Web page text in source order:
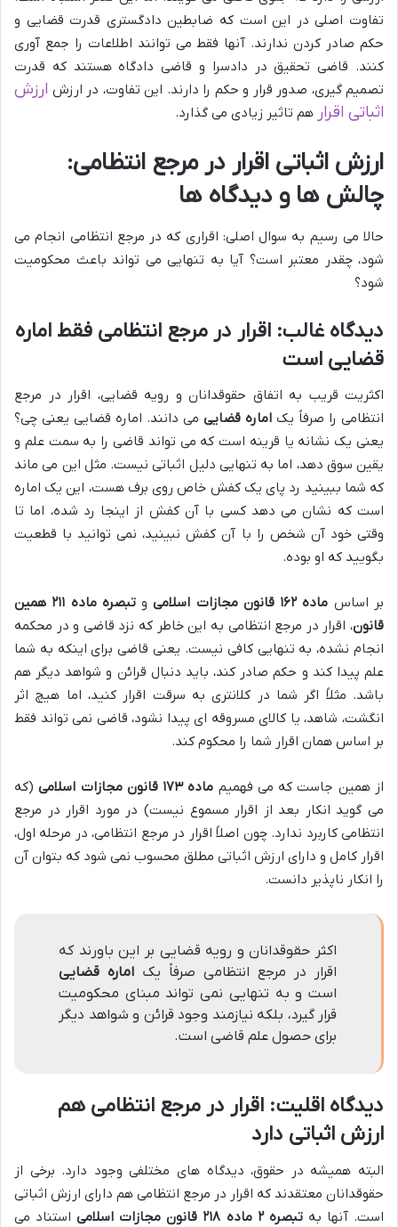
تفاوت اصلی در این است که ضابطین دادگستری قدرت قضایی و
حکم صادر کردن ندارند. آنها فقط می توانند اطلاعات را جمع آوری
کنند. قاضی تحقیق در دادسرا و قاضی دادگاه هستند که قدرت
تصمیم گیری، صدور قرار و حکم را دارند. این تفاوت، در ارزش ارزش
اثباتی اقرار هم تاثیر زیادی می گذارد.
ارزش اثباتی اقرار در مرجع انتظامی:
چالش ها و دیدگاه ها
حالا می رسیم به سوال اصلی: اقراری که در مرجع انتظامی انجام می
شود، چقدر معتبر است؟ آیا به تنهایی می تواند باعث محکومیت
شود؟
دیدگاه غالب: اقرار در مرجع انتظامی فقط اماره
قضایی است
اکثریت قریب به اتفاق حقوقدانان و رویه قضایی، اقرار در مرجع
انتظامی را صرفاً یک اماره قضایی می دانند. اماره قضایی یعنی چی؟
یعنی یک نشانه یا قرینه است که می تواند قاضی را به سمت علم و
یقین سوق دهد، اما به تنهایی دلیل اثباتی نیست. مثل این می ماند
که شما ببینید رد پای یک کفش خاص روی برف هست، این یک اماره
است که نشان می دهد کسی با آن کفش از اینجا رد شده، اما تا
وقتی خود آن شخص را با آن کفش نبینید، نمی توانید با قطعیت
بگویید که او بوده.
بر اساس ماده ۱۶۲ قانون مجازات اسلامی و
تبصره ماده ۲۱۱ همین
قانون، اقرار در مرجع انتظامی به این خاطر که نزد قاضی و در محکمه
انجام نشده، به تنهایی کافی نیست. یعنی قاضی برای اینکه به شما
علم پیدا کند و حکم صادر کند، باید دنبال قرائن و شواهد دیگر هم
باشد. مثلاً اگر شما در کلانتری به سرقت اقرار کنید، اما هیچ اثر
انگشت، شاهد، یا کالای مسروقه ای پیدا نشود، قاضی نمی تواند فقط
بر اساس همان اقرار شما را محکوم کند.
از همین جاست که می فهمیم ماده ۱۷۳ قانون مجازات اسلامی
(که
می گوید انکار بعد از اقرار مسموع نیست) در مورد اقرار در مرجع
انتظامی کاربرد ندارد. چون اصلاً اقرار در مرجع انتظامی، در مرحله اول،
اقرار کامل و دارای ارزش اثباتی مطلق محسوب نمی شود که بتوان آن
را انکار ناپذیر دانست.
اکثر حقوقدانان و رویه قضایی بر این باورند که
اقرار در مرجع انتظامی صرفاً یک اماره قضایی
است و به تنهایی نمی تواند مبنای محکومیت
قرار گیرد، بلکه نیازمند وجود قرائن و شواهد دیگر
برای حصول علم قاضی است.
دیدگاه اقلیت: اقرار در مرجع انتظامی هم
ارزش اثباتی دارد
البته همیشه در حقوق، دیدگاه های مختلفی وجود دارد. برخی از
حقوقدانان معتقدند که اقرار در مرجع انتظامی هم دارای ارزش اثباتی
است. آنها بهتبصره ۲ ماده ۲۱۸ قانون مجازات اسلامی
استناد می